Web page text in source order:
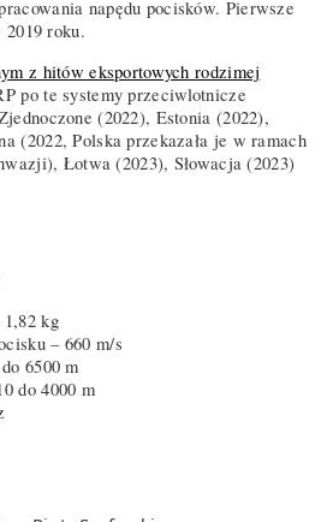
napędu pocisków. Pierwsze
roku.
z hitów eksportowych rodzimej
po te systemy przeciwlotnicze
(2022), Estonia (2022),
(2022, Polska przekazała je w ramach
Łotwa (2023), Słowacja (2023)
kg
– 660 m/s
6500 m
do 4000 m